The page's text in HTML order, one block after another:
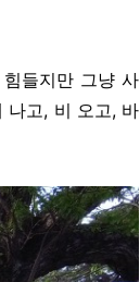
들지만 그냥 사
나고, 비 오고, 바